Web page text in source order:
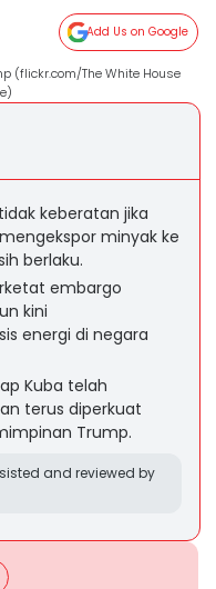
Add Us on Google
(flickr.com/The White House
keberatan jika
minyak ke
berlaku.
embargo
kini
energi di negara
Kuba telah
terus diperkuat
Trump.
and reviewed by